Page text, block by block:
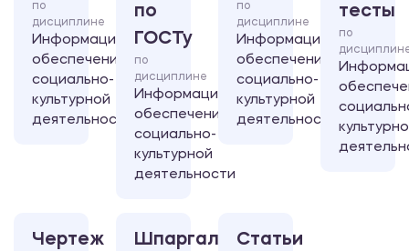
по
дисциплине
Информационное
обеспечение
социально-
культурной
деятельности
по
ГОСТу
по
дисциплине
Информационное
обеспечение
социально-
культурной
деятельности
по
дисциплине
Информационное
обеспечение
социально-
культурной
деятельности
тесты
по
Чертеж ШпаргалкаСтатьи